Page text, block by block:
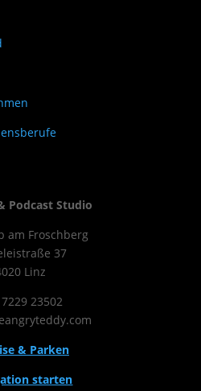
Podcast Studio
am Froschberg
37
Linz
23502
& Parken
starten